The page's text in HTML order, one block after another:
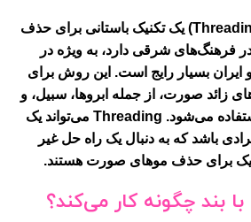
اصلاح صورت با بند (Threading) یک تکنیک باستانی برای حذف
فرهنگ‌های شرقی دارد، به ویژه در
ایران بسیار رایج است. این روش برای
زائد صورت، از جمله ابروها، سبیل، و
نواحی دیگر صورت استفاده می‌شود. Threading می‌تواند یک
باشد که به دنبال یک راه حل غیر
برای حذف موهای صورت هستند.
بند چگونه کار می‌کند؟